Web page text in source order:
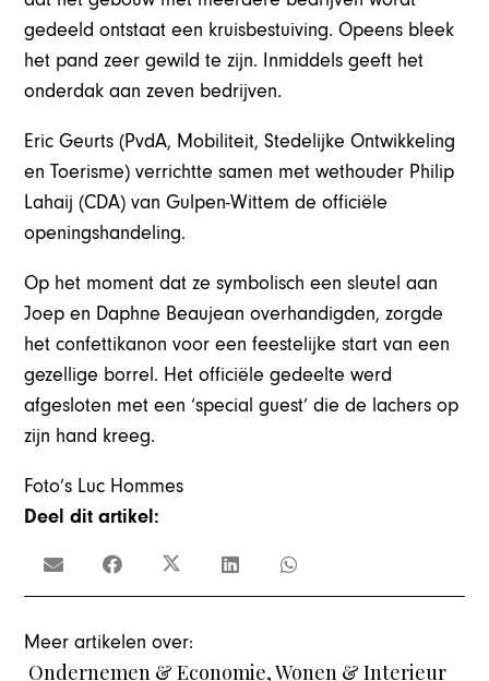
gedeeld ontstaat een kruisbestuiving. Opeens bleek
het pand zeer gewild te zijn. Inmiddels geeft het
onderdak aan zeven bedrijven.
Eric Geurts (PvdA, Mobiliteit, Stedelijke Ontwikkeling
en Toerisme) verrichtte samen met wethouder Philip
Lahaij (CDA) van Gulpen-Wittem de officiële
openingshandeling.
Op het moment dat ze symbolisch een sleutel aan
Joep en Daphne Beaujean overhandigden, zorgde
het confettikanon voor een feestelijke start van een
gezellige borrel. Het officiële gedeelte werd
afgesloten met een ‘special guest’ die de lachers op
zijn hand kreeg.
Foto’s Luc Hommes
Deel dit artikel:
Meer artikelen over:
Ondernemen & Economie,Wonen & Interieur